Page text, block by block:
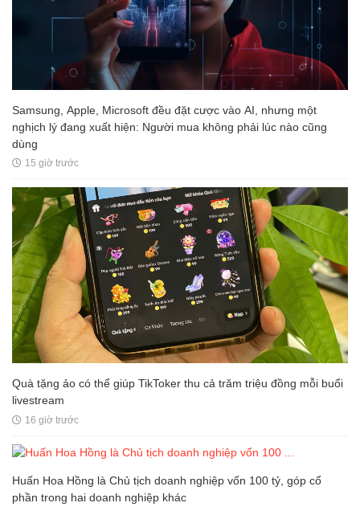
Samsung, Apple, Microsoft đều đặt cược vào AI, nhưng một
nghịch lý đang xuất hiện: Người mua không phải lúc nào cũng
dùng
15 giờ trước
Quà tặng ảo có thể giúp TikToker thu cả trăm triệu đồng mỗi buổi
livestream
16 giờ trước
Huấn Hoa Hồng là Chủ tịch doanh nghiệp vốn 100 tỷ, góp cổ
phần trong hai doanh nghiệp khác